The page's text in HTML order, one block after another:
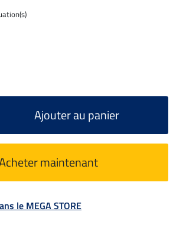
Ajouter au panier
maintenant
le MEGA STORE